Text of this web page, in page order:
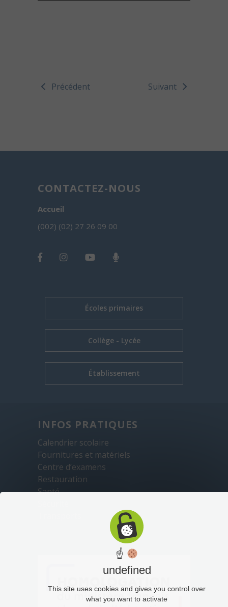
Précédent Suivant
CONTACTEZ-NOUS
Accueil
(002) (02) 27 26 09 00
Écoles primaires
Collège - Lycée
Établissement
INFOS PRATIQUES
Calendrier scolaire
Fournitures et matériels
Centre d’examens
Restauration
Santé
☝
undefined
This site uses cookies and gives you control over
what you want to activate